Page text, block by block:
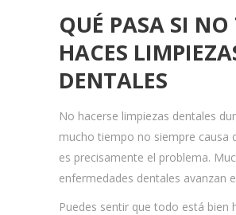
QUÉ PASA SI NO
HACES
DENTALES
No hacerse limpiezas dentales
mucho tiempo no siempre causa
es precisamente el problema.
enfermedades dentales avanzan
Puedes sentir que todo está bien